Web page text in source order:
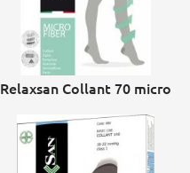
Relaxsan Collant 70 micro